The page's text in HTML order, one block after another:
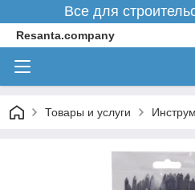
Все для
Resanta.company
Товары и услуги